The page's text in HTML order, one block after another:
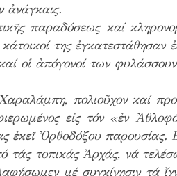
ἀνάγκαις.
παραδόσεως καί
της ἐγκατεστάθησαν
οἱ ἀπόγονοί των
πολιοῦχον καί
εἰς τόν «ἐν
Ὀρθοδόξου παρουσίας.
τάς τοπικάς Ἀρχάς, νά
μέ συγκίνησιν τά